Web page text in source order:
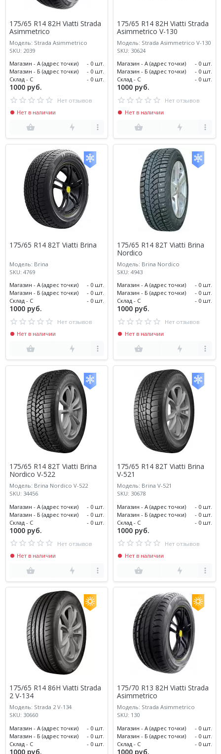
175/65 R14 82H Viatti Strada
Asimmetrico
Модель: Strada Asimmetrico
SKU: 2039
Магазин - А (адрес точки)
- 0 шт.
Магазин - Б (адрес точки)
- 0 шт.
Склад - С
- 0 шт.
1000 руб.
Нет отзывов
Нет в наличии
175/65 R14 82H Viatti Strada
Asimmetrico V-130
Модель: Strada Asimmetrico V-130
SKU: 30624
Магазин - А (адрес точки)
- 0 шт.
Магазин - Б (адрес точки)
- 0 шт.
Склад - С
- 0 шт.
1000 руб.
Нет отзывов
Нет в наличии
175/65 R14 82T Viatti Brina
Модель: Brina
SKU: 4769
Магазин - А (адрес точки)
- 0 шт.
Магазин - Б (адрес точки)
- 0 шт.
Склад - С
- 0 шт.
1000 руб.
Нет отзывов
Нет в наличии
175/65 R14 82T Viatti Brina
Nordico
Модель: Brina Nordico
SKU: 4943
Магазин - А (адрес точки)
- 0 шт.
Магазин - Б (адрес точки)
- 0 шт.
Склад - С
- 0 шт.
1000 руб.
Нет отзывов
Нет в наличии
175/65 R14 82T Viatti Brina
Nordico V-522
Модель: Brina Nordico V-522
SKU: 34456
Магазин - А (адрес точки)
- 0 шт.
Магазин - Б (адрес точки)
- 0 шт.
Склад - С
- 0 шт.
1000 руб.
Нет отзывов
Нет в наличии
175/65 R14 82T Viatti Brina
V-521
Модель: Brina V-521
SKU: 30678
Магазин - А (адрес точки)
- 0 шт.
Магазин - Б (адрес точки)
- 0 шт.
Склад - С
- 0 шт.
1000 руб.
Нет отзывов
Нет в наличии
175/65 R14 86H Viatti Strada
2 V-134
Модель: Strada 2 V-134
SKU: 30660
Магазин - А (адрес точки)
- 0 шт.
Магазин - Б (адрес точки)
- 0 шт.
Склад - С
- 0 шт.
1000 руб.
175/70 R13 82H Viatti Strada
Asimmetrico
Модель: Strada Asimmetrico
SKU: 130
Магазин - А (адрес точки)
- 0 шт.
Магазин - Б (адрес точки)
- 0 шт.
Склад - С
- 0 шт.
1000 руб.